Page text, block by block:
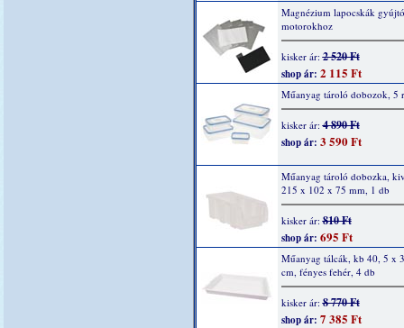
Magnézium lapocskák
motorokhoz
kisker ár:2 520 Ft
shop ár: 2 115 Ft
Műanyag tároló dobozok, 5
kisker ár:4 890 Ft
shop ár: 3 590 Ft
Műanyag tároló dobozka,
215 x 102 x 75 mm, 1 db
kisker ár:810 Ft
shop ár: 695 Ft
Műanyag tálcák, kb 40, 5 x
cm, fényes fehér, 4 db
kisker ár:8 770 Ft
shop ár: 7 385 Ft